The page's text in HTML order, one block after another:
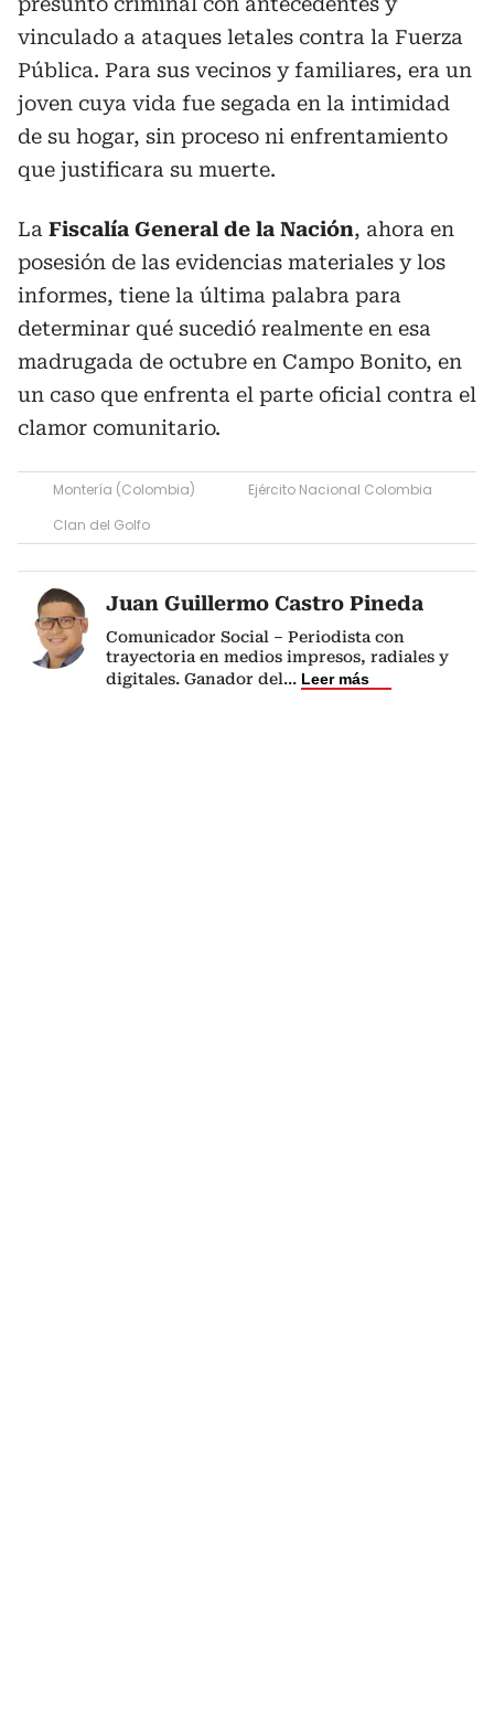
vinculado a ataques letales contra la Fuerza
Pública. Para sus vecinos y familiares, era un
joven cuya vida fue segada en la intimidad
de su hogar, sin proceso ni enfrentamiento
que justificara su muerte.
La Fiscalía General de la Nación, ahora en
posesión de las evidencias materiales y los
informes, tiene la última palabra para
determinar qué sucedió realmente en esa
madrugada de octubre en Campo Bonito, en
un caso que enfrenta el parte oficial contra el
clamor comunitario.
Montería (Colombia)
Ejército Nacional Colombia
Clan del Golfo
Juan Guillermo Castro Pineda
Comunicador Social – Periodista con
trayectoria en medios impresos, radiales y
digitales. Ganador del... Leer más